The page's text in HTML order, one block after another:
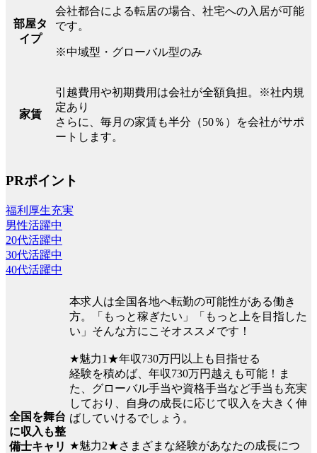
部屋タ
イプ
会社都合による転居の場合、社宅への入居が可能
です。
※中域型・グローバル型のみ
家賃
引越費用や初期費用は会社が全額負担。※社内規
定あり
さらに、毎月の家賃も半分（50％）を会社がサポ
ートします。
PRポイント
福利厚生充実
男性活躍中
20代活躍中
30代活躍中
40代活躍中
全国を舞台
に収入も整
備士キャリ
本求人は全国各地へ転勤の可能性がある働き
方。「もっと稼ぎたい」「もっと上を目指した
い」そんな方にこそオススメです！
★魅力1★年収730万円以上も目指せる
経験を積めば、年収730万円越えも可能！ま
た、グローバル手当や資格手当など手当も充実
しており、自身の成長に応じて収入を大きく伸
ばしていけるでしょう。
★魅力2★さまざまな経験があなたの成長につ